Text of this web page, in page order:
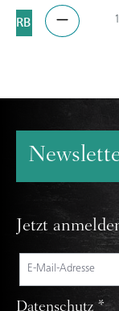
Jetzt
Datenschutz *